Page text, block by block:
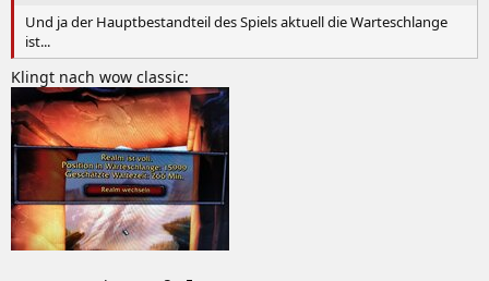
Und ja der Hauptbestandteil des Spiels aktuell die Warteschlange
ist...
Klingt nach wow classic: